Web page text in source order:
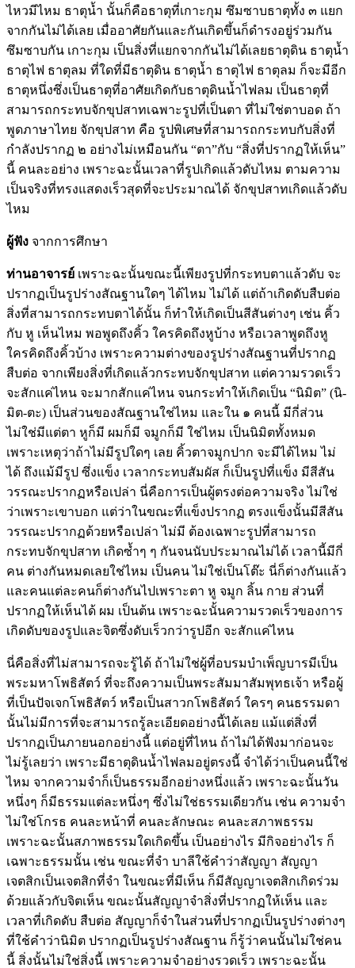
ไหวมีไหม ธาตุน้ำ นั้นก็คือธาตุที่เกาะกุม ซึมซาบธาตุทั้ง ๓ แยก
จากกันไม่ได้เลย เมื่ออาศัยกันและกันเกิดขึ้นก็ดำรงอยู่ร่วมกัน
ซึมซาบกัน เกาะกุม เป็นสิ่งที่แยกจากกันไม่ได้เลยธาตุดิน ธาตุน้ำ
ธาตุไฟ ธาตุลม ที่ใดที่มีธาตุดิน ธาตุน้ำ ธาตุไฟ ธาตุลม ก็จะมีอีก
ธาตุหนึ่งซึ่งเป็นธาตุที่อาศัยเกิดกับธาตุดินน้ำไฟลม เป็นธาตุที่
สามารถกระทบจักขุปสาทเฉพาะรูปที่เป็นตา ที่ไม่ใช่ตาบอด ถ้า
พูดภาษาไทย จักขุปสาท คือ รูปพิเศษที่สามารถกระทบกับสิ่งที่
กำลังปรากฏ ๒ อย่างไม่เหมือนกัน “ตา”กับ “สิ่งที่ปรากฏให้เห็น”
นี้ คนละอย่าง เพราะฉะนั้นเวลาที่รูปเกิดแล้วดับไหม ตามความ
เป็นจริงที่ทรงแสดงเร็วสุดที่จะประมาณได้ จักขุปสาทเกิดแล้วดับ
ไหม
ผู้ฟัง จากการศึกษา
ท่านอาจารย์ เพราะฉะนั้นขณะนี้เพียงรูปที่กระทบตาแล้วดับ จะ
ปรากฏเป็นรูปร่างสัณฐานใดๆ ได้ไหม ไม่ได้ แต่ถ้าเกิดดับสืบต่อ
สิ่งที่สามารถกระทบตาได้นั้น ก็ทำให้เกิดเป็นสีสันต่างๆ เช่น คิ้ว
กับ หู เห็นไหม พอพูดถึงคิ้ว ใครคิดถึงหูบ้าง หรือเวลาพูดถึงหู
ใครคิดถึงคิ้วบ้าง เพราะความต่างของรูปร่างสัณฐานที่ปรากฏ
สืบต่อ จากเพียงสิ่งที่เกิดแล้วกระทบจักขุปสาท แต่ความรวดเร็ว
จะสักแค่ไหน จะมากสักแค่ไหน จนกระทำให้เกิดเป็น “นิมิต” (นิ-
มิต-ตะ) เป็นส่วนของสัณฐานใช่ไหม และใน ๑ คนนี้ มีกี่ส่วน
ไม่ใช่มีแต่ตา หูก็มี ผมก็มี จมูกก็มี ใช่ไหม เป็นนิมิตทั้งหมด
เพราะเหตุว่าถ้าไม่มีรูปใดๆ เลย คิ้วตาจมูกปาก จะมีได้ไหม ไม่
ได้ ถึงแม้มีรูป ซึ่งแข็ง เวลากระทบสัมผัส ก็เป็นรูปที่แข็ง มีสีสัน
วรรณะปรากฏหรือเปล่า นี่คือการเป็นผู้ตรงต่อความจริง ไม่ใช่
ว่าเพราะเขาบอก แต่ว่าในขณะที่แข็งปรากฏ ตรงแข็งนั้นมีสีสัน
วรรณะปรากฏด้วยหรือเปล่า ไม่มี ต้องเฉพาะรูปที่สามารถ
กระทบจักขุปสาท เกิดซ้ำๆ ๆ กันจนนับประมาณไม่ได้ เวลานี้มีกี่
คน ต่างกันหมดเลยใช่ไหม เป็นคน ไม่ใช่เป็นโต๊ะ นี่ก็ต่างกันแล้ว
และคนแต่ละคนก็ต่างกันไปเพราะตา หู จมูก ลิ้น กาย ส่วนที่
ปรากฏให้เห็นได้ ผม เป็นต้น เพราะฉะนั้นความรวดเร็วของการ
เกิดดับของรูปและจิตซึ่งดับเร็วกว่ารูปอีก จะสักแค่ไหน
นี่คือสิ่งที่ไม่สามารถจะรู้ได้ ถ้าไม่ใช่ผู้ที่อบรมบำเพ็ญบารมีเป็น
พระมหาโพธิสัตว์ ที่จะถึงความเป็นพระสัมมาสัมพุทธเจ้า หรือผู้
ที่เป็นปัจเจกโพธิสัตว์ หรือเป็นสาวกโพธิสัตว์ ใครๆ คนธรรมดา
นั้นไม่มีการที่จะสามารถรู้ละเอียดอย่างนี้ได้เลย แม้แต่สิ่งที่
ปรากฏเป็นภายนอกอย่างนี้ แต่อยู่ที่ไหน ถ้าไม่ได้ฟังมาก่อนจะ
ไม่รู้เลยว่า เพราะมีธาตุดินน้ำไฟลมอยู่ตรงนี้ จำได้ว่าเป็นคนนี้ใช่
ไหม จากความจำก็เป็นธรรมอีกอย่างหนึ่งแล้ว เพราะฉะนั้นวัน
หนึ่งๆ ก็มีธรรมแต่ละหนึ่งๆ ซึ่งไม่ใช่ธรรมเดียวกัน เช่น ความจำ
ไม่ใช่โกรธ คนละหน้าที่ คนละลักษณะ คนละสภาพธรรม
เพราะฉะนั้นสภาพธรรมใดเกิดขึ้น เป็นอย่างไร มีกิจอย่างไร ก็
เฉพาะธรรมนั้น เช่น ขณะที่จำ บาลีใช้คำว่าสัญญา สัญญา
เจตสิกเป็นเจตสิกที่จำ ในขณะที่มีเห็น ก็มีสัญญาเจตสิกเกิดร่วม
ด้วยแล้วกับจิตเห็น ขณะนั้นสัญญาจำสิ่งที่ปรากฏให้เห็น และ
เวลาที่เกิดดับ สืบต่อ สัญญาก็จำในส่วนที่ปรากฏเป็นรูปร่างต่างๆ
ที่ใช้คำว่านิมิต ปรากฏเป็นรูปร่างสัณฐาน ก็รู้ว่าคนนั้นไม่ใช่คน
นี้ สิ่งนั้นไม่ใช่สิ่งนี้ เพราะความจำอย่างรวดเร็ว เพราะฉะนั้น